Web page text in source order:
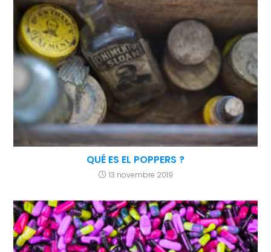
QUÉ ES EL POPPERS ?
13 novembre 2019